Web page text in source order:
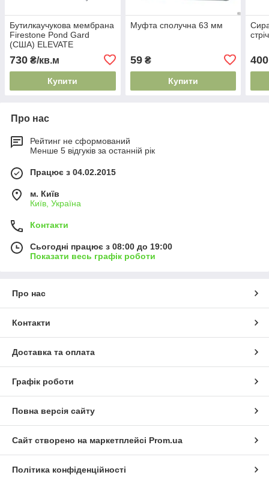
Бутилкаучукова мембрана
Firestone Pond Gard
(США) ELEVATE
1,14мм
730 ₴/кв.м
Купити
Муфта сполучна 63 мм
59₴
Купити
400
Про нас
Рейтинг не сформований
Менше 5 відгуків за останній рік
Працює з 04.02.2015
м. Київ
Київ, Україна
Контакти
Сьогодні працює з 08:00 до 19:00
Показати весь графік роботи
Про нас
Контакти
Доставка та оплата
Графік роботи
Повна версія сайту
Сайт створено на маркетплейсі Prom.ua
Політика конфіденційності